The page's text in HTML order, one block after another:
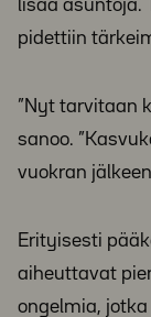
lisää asuntoja.
pidettiin
”Nyt tarvitaan
sanoo.
vuokran
Erityisesti
aiheuttavat
ongelmia,